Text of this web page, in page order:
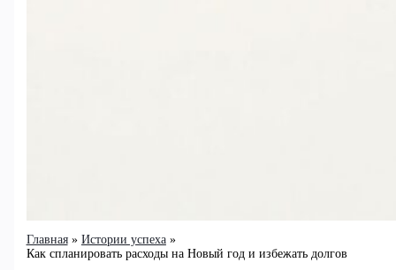
Главная
Истории успеха
Как спланировать расходы на Новый год и избежать долгов